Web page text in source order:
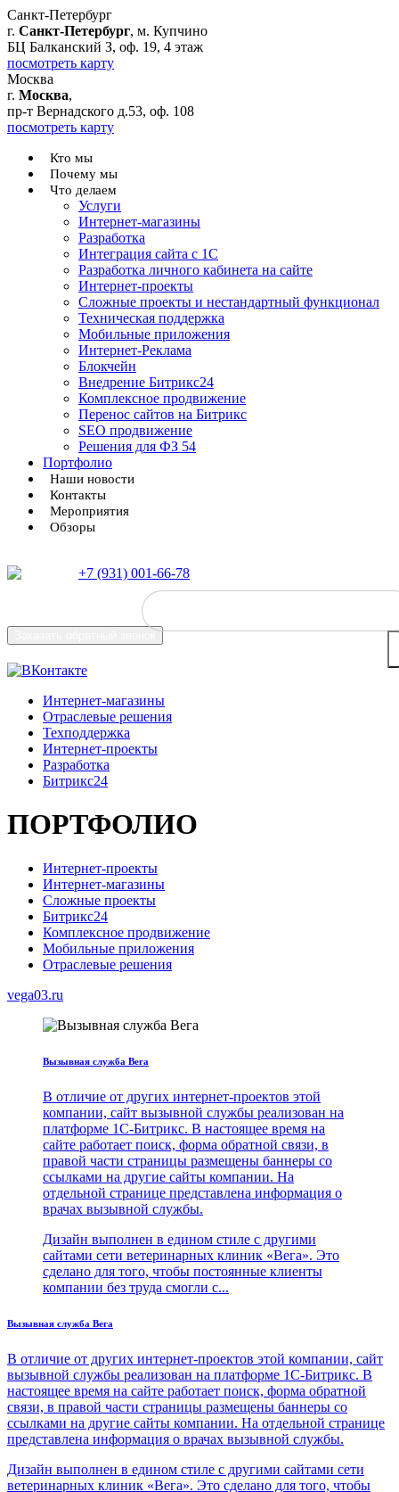
Санкт-Петербург
г. Санкт-Петербург, м. Купчино
БЦ Балканский З, оф. 19, 4 этаж
посмотреть карту
Москва
г. Москва,
пр-т Вернадского д.53, оф. 108
посмотреть карту
Кто мы
Почему мы
Что делаем
Услуги
Интернет-магазины
Разработка
Интеграция сайта с 1С
Разработка личного кабинета на сайте
Интернет-проекты
Сложные проекты и нестандартный функционал
Teхническая поддержка
Мобильные приложения
Интернет-Реклама
Блокчейн
Внедрение Битрикс24
Комплексное продвижение
Перенос сайтов на Битрикс
SEO продвижение
Решения для ФЗ 54
Портфолио
Наши новости
Контакты
Мероприятия
Обзоры
+7 (931) 001-66-78
Интернет-магазины
Отраслевые решения
Техподдержка
Интернет-проекты
Разработка
Битрикс24
ПОРТФОЛИО
Интернет-проекты
Интернет-магазины
Сложные проекты
Битрикс24
Комплексное продвижение
Мобильные приложения
Отраслевые решения
vega03.ru
Вызывная служба Вега
В отличие от других интернет-проектов этой
компании, сайт вызывной службы реализован на
платформе 1С-Битрикс. В настоящее время на
сайте работает поиск, форма обратной связи, в
правой части страницы размещены баннеры со
ссылками на другие сайты компании. На
отдельной странице представлена информация о
врачах вызывной службы.
Дизайн выполнен в едином стиле с другими
сайтами сети ветеринарных клиник «Вега». Это
сделано для того, чтобы постоянные клиенты
компании без труда смогли с...
Вызывная служба Вега
В отличие от других интернет-проектов этой компании, сайт
вызывной службы реализован на платформе 1С-Битрикс. В
настоящее время на сайте работает поиск, форма обратной
связи, в правой части страницы размещены баннеры со
ссылками на другие сайты компании. На отдельной странице
представлена информация о врачах вызывной службы.
Дизайн выполнен в едином стиле с другими сайтами сети
ветеринарных клиник «Вега». Это сделано для того, чтобы